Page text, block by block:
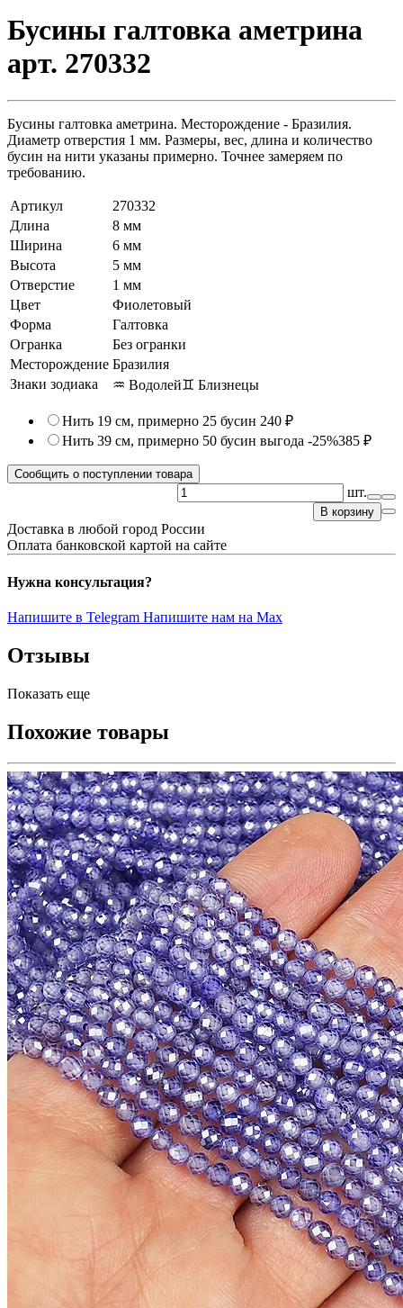
Бусины галтовка аметрина
арт. 270332
Бусины галтовка аметрина. Месторождение - Бразилия.
Диаметр отверстия 1 мм. Размеры, вес, длина и количество
бусин на нити указаны примерно. Точнее замеряем по
требованию.
Артикул
270332
Длина
8 мм
Ширина
6 мм
Высота
5 мм
Отверстие
1 мм
Цвет
Фиолетовый
Форма
Галтовка
Огранка
Без огранки
Месторождение Бразилия
Знаки зодиака
♒ Водолей♊ Близнецы
Нить 19 см, примерно 25 бусин 240 ₽
Нить 39 см, примерно 50 бусин выгода -25%385 ₽
Сообщить о поступлении товара
шт.
В корзину
Доставка в любой город России
Оплата банковской картой на сайте
Нужна консультация?
Напишите в Telegram Напишите нам на Max
Отзывы
Показать еще
Похожие товары